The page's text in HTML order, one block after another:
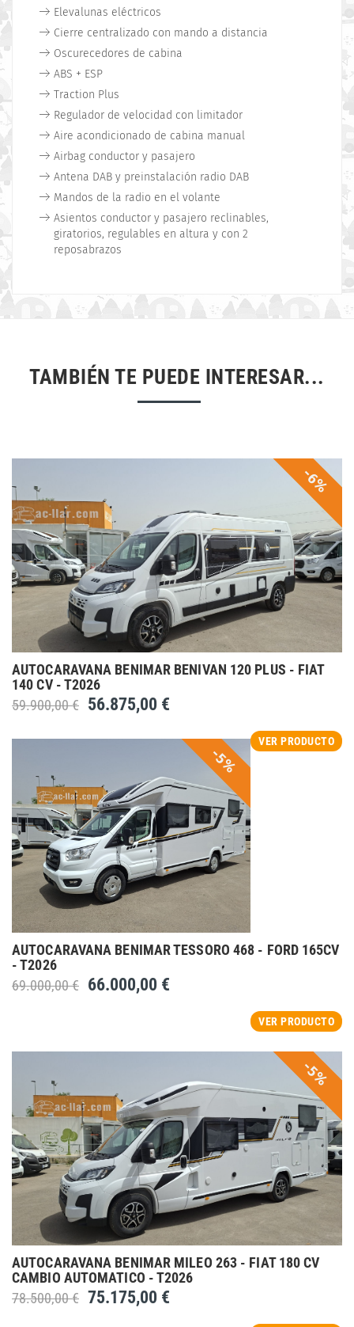
Elevalunas eléctricos
Cierre centralizado con mando a distancia
Oscurecedores de cabina
ABS + ESP
Traction Plus
Regulador de velocidad con limitador
Aire acondicionado de cabina manual
Airbag conductor y pasajero
Antena DAB y preinstalación radio DAB
Mandos de la radio en el volante
Asientos conductor y pasajero reclinables,
giratorios, regulables en altura y con 2
reposabrazos
TAMBIÉN TE PUEDE INTERESAR...
-6%
AUTOCARAVANA BENIMAR BENIVAN 120 PLUS - FIAT
140 CV - T2026
59.900,00 € 56.875,00 €
VER PRODUCTO
-5%
AUTOCARAVANA BENIMAR TESSORO 468 - FORD 165CV
- T2026
69.000,00 € 66.000,00 €
VER PRODUCTO
-5%
AUTOCARAVANA BENIMAR MILEO 263 - FIAT 180 CV
CAMBIO AUTOMATICO - T2026
78.500,00 € 75.175,00 €